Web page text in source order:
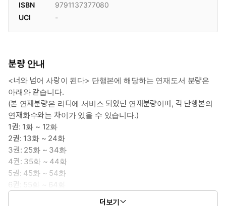
ISBN
9791137377080
UCI
-
분량 안내
<너와 넘어 사랑이 된다> 단행본에 해당하는 연재도서 분량은
아래와 같습니다.
(본 연재분량은 리디에 서비스 되었던 연재분량이며, 각 단행본의
연재화수와는 차이가 있을 수 있습니다.)
1권: 1화 ~ 12화
2권: 13화 ~ 24화
3권: 25화 ~ 34화
4권: 35화 ~ 44화
5권: 45화 ~ 54화
6권: 55화 ~ 64화
더보기